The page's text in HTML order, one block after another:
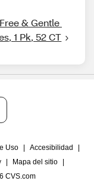
& Gentle
1 Pk, 52 CT
Uso Accesibilidad
Mapa del sitio
CVS.com